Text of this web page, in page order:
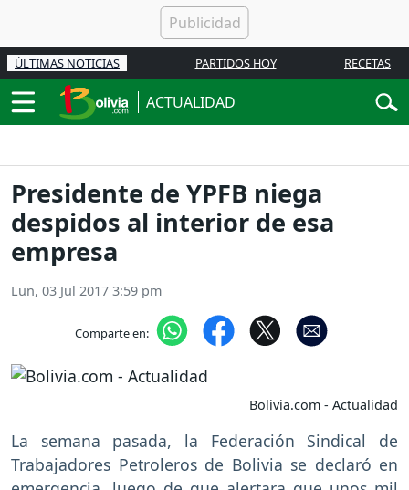
ÚLTIMAS NOTICIAS PARTIDOS HOY RECETAS
ACTUALIDAD
Presidente de YPFB niega
despidos al interior de esa
empresa
Lun, 03 Jul 2017 3:59 pm
Comparte en:
Bolivia.com - Actualidad
La semana pasada, la Federación Sindical de
Trabajadores Petroleros de Bolivia se declaró en